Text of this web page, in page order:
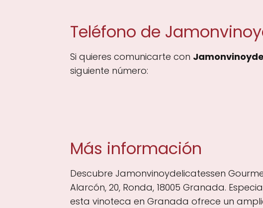
Teléfono de
Si quieres comunicarte con
siguiente número:
Más información
Descubre Jamonvinoydelicatessen
Alarcón, 20, Ronda, 18005 Granada.
esta vinoteca en Granada ofrece un